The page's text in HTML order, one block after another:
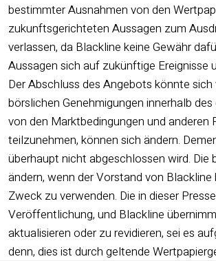
bestimmter Ausnahmen von den
zukunftsgerichteten Aussagen zum
verlassen, da Blackline keine Gewähr
Aussagen sich auf zukünftige Ereignisse
Der Abschluss des Angebots könnte
börslichen Genehmigungen innerhalb
von den Marktbedingungen und anderen
teilzunehmen, können sich ändern.
überhaupt nicht abgeschlossen wird.
ändern, wenn der Vorstand von
Zweck zu verwenden. Die in dieser
Veröffentlichung, und Blackline
aktualisieren oder zu revidieren, sei es
denn, dies ist durch geltende